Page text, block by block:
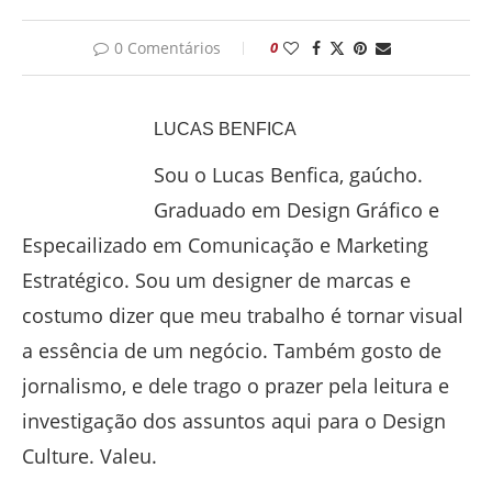
0 Comentários 0
LUCAS BENFICA
Sou o Lucas Benfica, gaúcho.
Graduado em Design Gráfico e
Especailizado em Comunicação e Marketing
Estratégico. Sou um designer de marcas e
costumo dizer que meu trabalho é tornar visual
a essência de um negócio. Também gosto de
jornalismo, e dele trago o prazer pela leitura e
investigação dos assuntos aqui para o Design
Culture. Valeu.